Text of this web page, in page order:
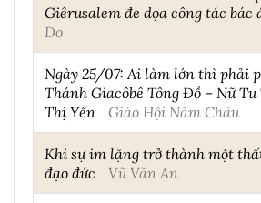
Giêrusalem đe dọa công tác bác
Do
Ngày 25/07: Ai làm lớn thì phải
Thánh Giacôbê Tông Đồ – Nữ Tu
Thị Yến
Giáo Hội Năm Châu
Khi sự im lặng trở thành một
đạo đức
Vũ Văn An